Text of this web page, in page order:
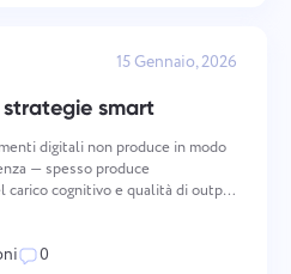
15 Gennaio, 2026
smart
digitali non produce in modo
— spesso produce
carico cognitivo e qualità di output
0
(stati/tag) e l'attività